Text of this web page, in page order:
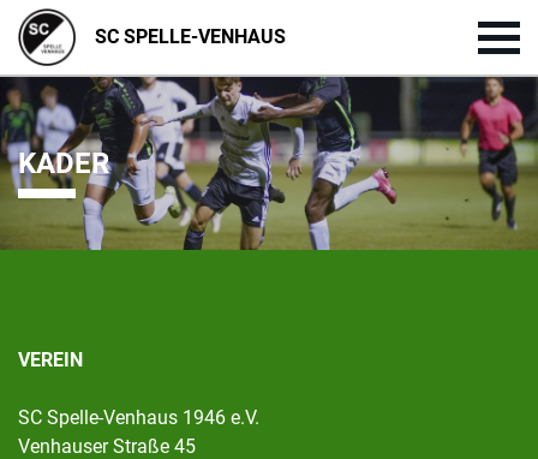
SC SPELLE-VENHAUS
KADER
VEREIN
SC Spelle-Venhaus 1946 e.V.
Venhauser Straße 45